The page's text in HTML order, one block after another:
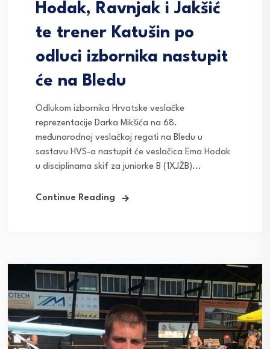
Hodak, Ravnjak i Jakšić
te trener Katušin po
odluci izbornika nastupit
će na Bledu
Odlukom izbornika Hrvatske veslačke
reprezentacije Darka Mikšića na 68.
međunarodnoj veslačkoj regati na Bledu u
sastavu HVS-a nastupit će veslačica Ema Hodak
u disciplinama skif za juniorke B (1XJŽB)...
Continue Reading